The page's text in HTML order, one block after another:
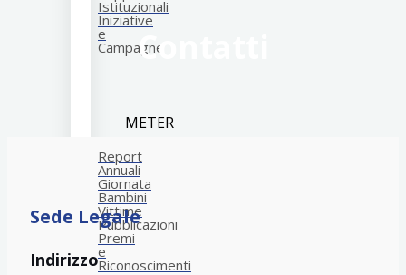
Istituzionali
Iniziative
e
Campagne
METER
Report
Annuali
Giornata
Bambini
Vittime
Pubblicazioni
Premi
e
Riconoscimenti
Contatti
Sede Legale
Indirizzo